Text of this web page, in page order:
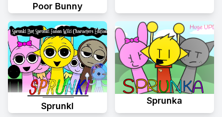
Poor Bunny
Sprunkl
Sprunka